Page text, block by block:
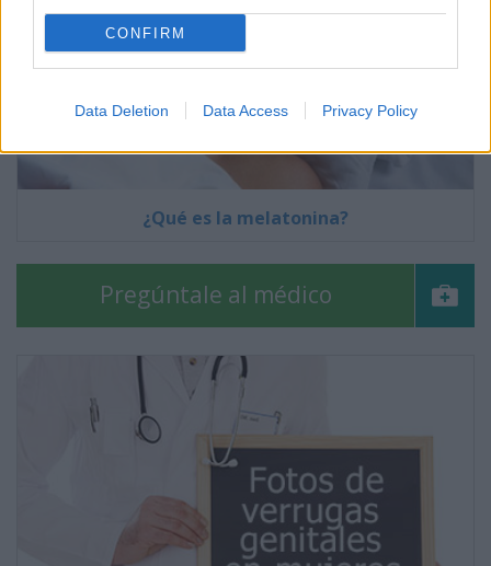
CONFIRM
Data Deletion Data Access Privacy Policy
¿Qué es la melatonina?
Pregúntale al médico